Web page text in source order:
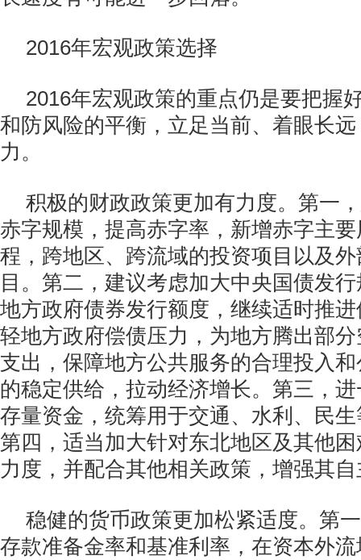
2016年宏观政策选择
2016年宏观政策的重点仍是要把握
和防风险的平衡，立足当前、着眼长
力。
积极的财政政策更加有力度。第一
赤字规模，提高赤字率，新增赤字主
程，跨地区、跨流域的投资项目以及
目。第二，建议考虑加大中央国债发
地方政府债券发行额度，继续适时推
轻地方政府偿债压力，为地方腾出部
支出，保障地方公共服务的合理投入
的稳定供给，拉动经济增长。第三，
存量资金，统筹用于交通、水利、民
第四，适当加大针对东北地区及其他
力度，并配合其他相关政策，增强其
稳健的货币政策更加松紧适度。第
存款准备金率和基准利率，在资本外